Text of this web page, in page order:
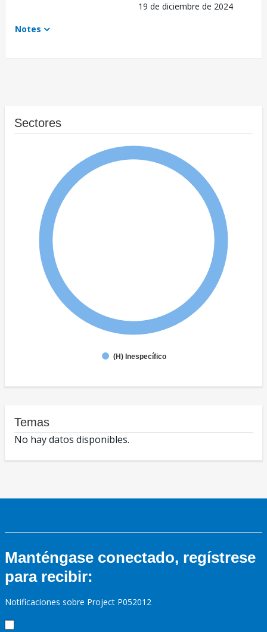
19 de diciembre de 2024
Notes
Sectores
(H) Inespecífico
Temas
No hay datos disponibles.
Manténgase conectado, regístrese
para recibir:
Notificaciones sobre Project P052012